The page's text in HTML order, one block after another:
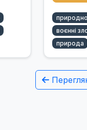
воєнні
природа